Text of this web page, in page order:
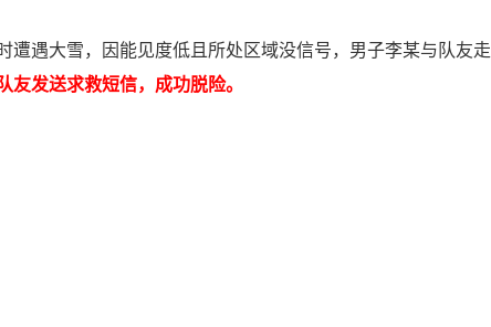
遇大雪，因能见度低且所处区域没信号，男子李某与队友走
发送求救短信，成功脱险。